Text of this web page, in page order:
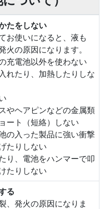
たをしない
お使いになると、液も
火の原因になります。
充電池以外を使わない
れたり、加熱したりしな
やヘアピンなどの金属類
ート（短絡）しない
の入った製品に強い衝撃
たりしない
り、電池をハンマーで叩
たりしない
る
、発火の原因になりま